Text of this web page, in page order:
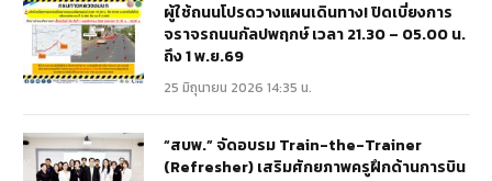
ผู้ใช้ถนนโปรดวางแผนเดินทาง! ปิดเบี่ยงการ
จราจรถนนกัลปพฤกษ์ เวลา 21.30 – 05.00 น.
ถึง 1 พ.ย.69
25 มิถุนายน 2026 14:35 น.
“สบพ.” จัดอบรม Train-the-Trainer
(Refresher) เสริมศักยภาพครูฝึกด้านการบิน